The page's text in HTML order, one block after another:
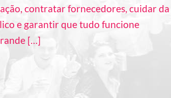
contratar fornecedores, cuidar da
e garantir que tudo funcione
[…]